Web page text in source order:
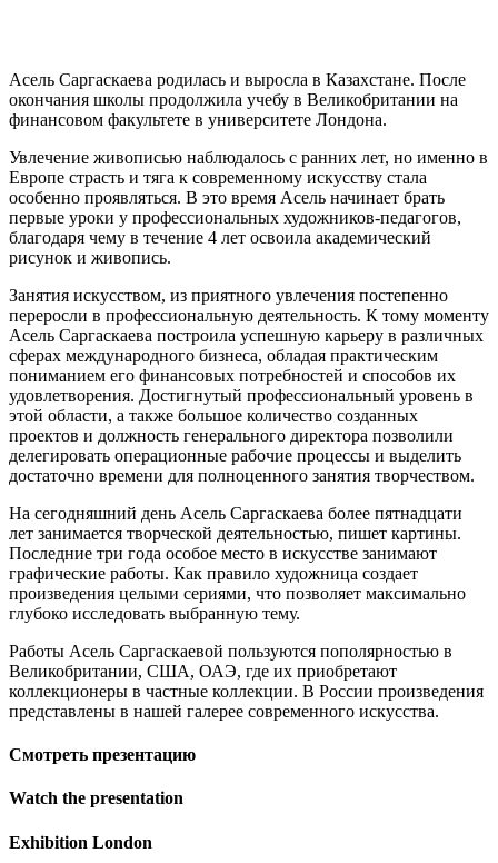
Асель Саргаскаева родилась и выросла в Казахстане. После
окончания школы продолжила учебу в Великобритании на
финансовом факультете в университете Лондона.
Увлечение живописью наблюдалось с ранних лет, но именно в
Европе страсть и тяга к современному искусству стала
особенно проявляться. В это время Асель начинает брать
первые уроки у профессиональных художников-педагогов,
благодаря чему в течение 4 лет освоила академический
рисунок и живопись.
Занятия искусством, из приятного увлечения постепенно
переросли в профессиональную деятельность. К тому моменту
Асель Саргаскаева построила успешную карьеру в различных
сферах международного бизнеса, обладая практическим
пониманием его финансовых потребностей и способов их
удовлетворения. Достигнутый профессиональный уровень в
этой области, а также большое количество созданных
проектов и должность генерального директора позволили
делегировать операционные рабочие процессы и выделить
достаточно времени для полноценного занятия творчеством.
На сегодняшний день Асель Саргаскаева более пятнадцати
лет занимается творческой деятельностью, пишет картины.
Последние три года особое место в искусстве занимают
графические работы. Как правило художница создает
произведения целыми сериями, что позволяет максимально
глубоко исследовать выбранную тему.
Работы Асель Саргаскаевой пользуются пополярностью в
Великобритании, США, ОАЭ, где их приобретают
коллекционеры в частные коллекции. В России произведения
представлены в нашей галерее современного искусства.
Смотреть презентацию
Watch the presentation
Exhibition London